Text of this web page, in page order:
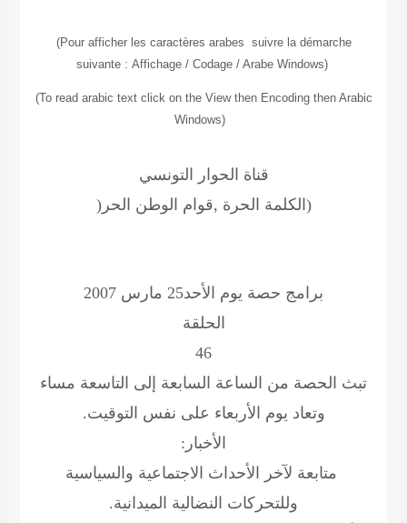
(Pour afficher les caractères arabes suivre la démarche
suivante: Affichage / Codage / Arabe Windows(
(To read arabic text click on the View then Encoding then Arabic
Windows(
قناة الحوار التونسي
(
الكلمة الحرة ,قوام الوطن الحر)
برامج حصة يوم الأحد25 مارس 2007
الحلقة
46
تبث الحصة من الساعة السابعة إلى التاسعة مساء
وتعاد يوم الأربعاء على نفس التوقيت.
الأخبار:
متابعة لآخر الأحداث الاجتماعية والسياسية
وللتحركات النضالية الميدانية.